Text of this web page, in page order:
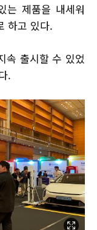
는 제품을 내세워
하고 있다.
속 출시할 수 있었
.